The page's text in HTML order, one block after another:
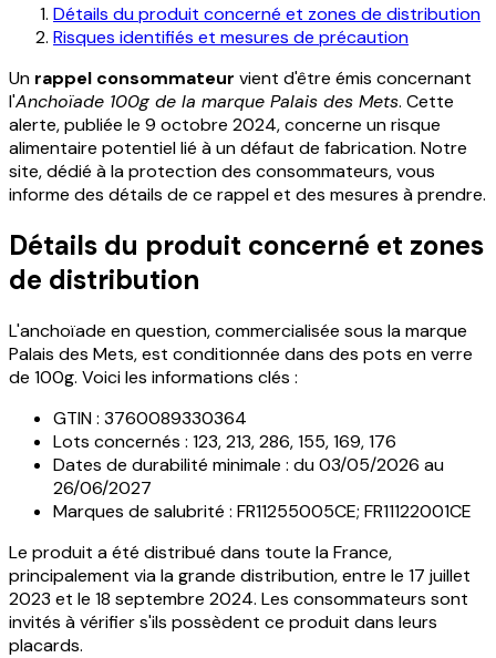
Détails du produit concerné et zones de distribution
Risques identifiés et mesures de précaution
Un rappel consommateur vient d'être émis concernant
l'Anchoïade 100g de la marque Palais des Mets. Cette
alerte, publiée le 9 octobre 2024, concerne un risque
alimentaire potentiel lié à un défaut de fabrication. Notre
site, dédié à la protection des consommateurs, vous
informe des détails de ce rappel et des mesures à prendre.
Détails du produit concerné et zones
de distribution
L'anchoïade en question, commercialisée sous la marque
Palais des Mets, est conditionnée dans des pots en verre
de 100g. Voici les informations clés :
GTIN : 3760089330364
Lots concernés : 123, 213, 286, 155, 169, 176
Dates de durabilité minimale : du 03/05/2026 au
26/06/2027
Marques de salubrité : FR11255005CE; FR11122001CE
Le produit a été distribué dans toute la France,
principalement via la grande distribution, entre le 17 juillet
2023 et le 18 septembre 2024. Les consommateurs sont
invités à vérifier s'ils possèdent ce produit dans leurs
placards.